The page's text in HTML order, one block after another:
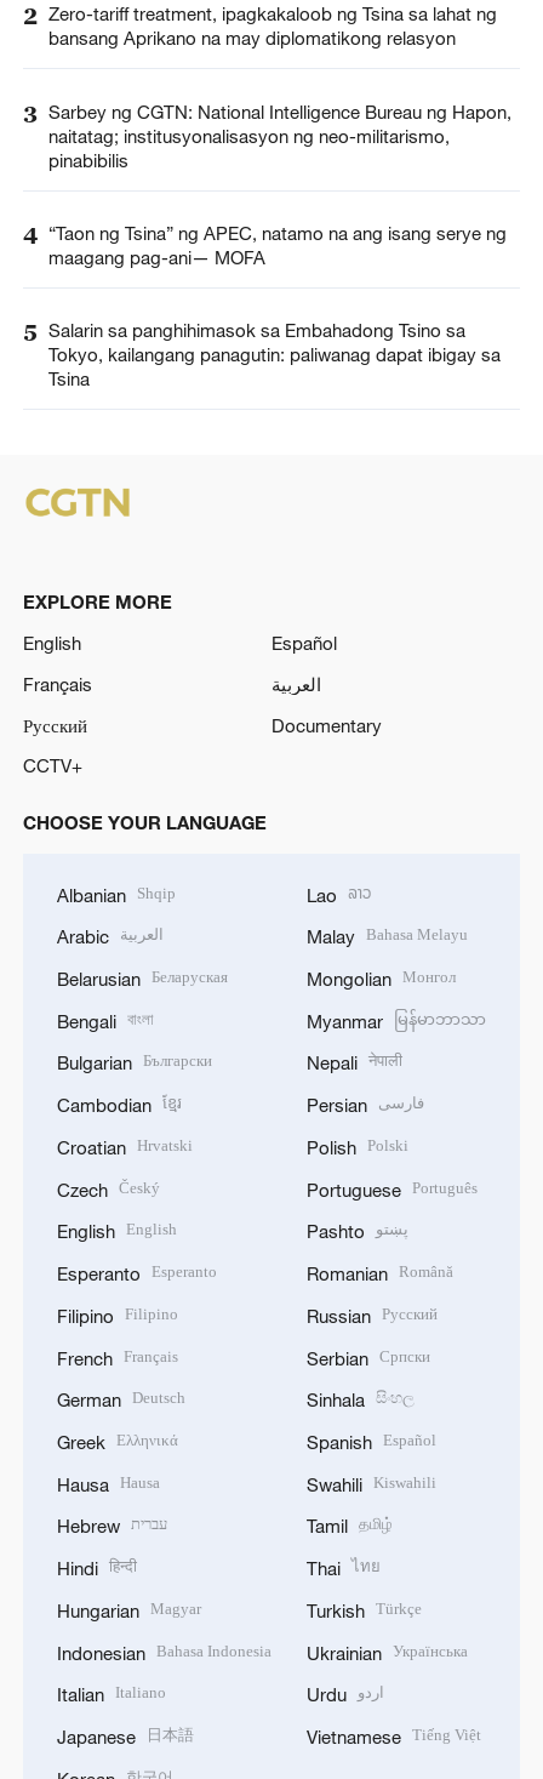
2 Zero-tariff treatment, ipagkakaloob ng Tsina sa lahat ng
bansang Aprikano na may diplomatikong relasyon
3 Sarbey ng CGTN: National Intelligence Bureau ng Hapon,
naitatag; institusyonalisasyon ng neo-militarismo,
pinabibilis
4 “Taon ng Tsina” ng APEC, natamo na ang isang serye ng
maagang pag-ani— MOFA
5 Salarin sa panghihimasok sa Embahadong Tsino sa
Tokyo, kailangang panagutin: paliwanag dapat ibigay sa
Tsina
EXPLORE MORE
English
Español
Français
العربية
Русский
Documentary
CCTV+
CHOOSE YOUR LANGUAGE
Albanian Shqip
Arabic العربية
Belarusian Беларуская
Bengali বাংলা
Bulgarian Български
Cambodian ខ្មែរ
Croatian Hrvatski
Czech Český
English English
Esperanto Esperanto
Filipino Filipino
French Français
German Deutsch
Greek Ελληνικά
Hausa Hausa
Hebrew עברית
Hindi हिन्दी
Hungarian Magyar
Indonesian Bahasa Indonesia
Italian Italiano
Japanese 日本語
Lao ລາວ
Malay Bahasa Melayu
Mongolian Монгол
Myanmar မြန်မာဘာသာ
Nepali नेपाली
Persian فارسی
Polish Polski
Portuguese Português
Pashto پښتو
Romanian Română
Russian Русский
Serbian Српски
Sinhala සිංහල
Spanish Español
Swahili Kiswahili
Tamil தமிழ்
Thai ไทย
Turkish Türkçe
Ukrainian Українська
Urdu اردو
Vietnamese Tiếng Việt